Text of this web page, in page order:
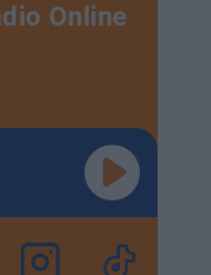
Online